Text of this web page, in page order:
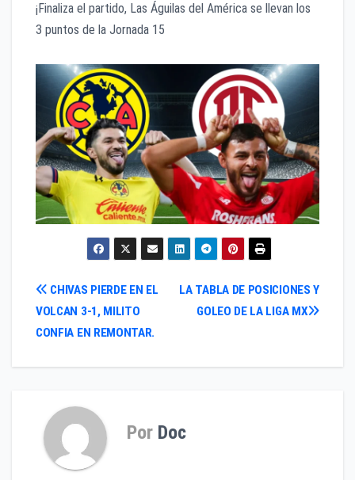
¡Finaliza el partido, Las Águilas del América se llevan los
3 puntos de la Jornada 15
Navegación
de
entradas
LA TABLA DE POSICIONES Y
GOLEO DE LA LIGA MX
CHIVAS PIERDE EN EL
VOLCAN 3-1, MILITO
CONFIA EN REMONTAR.
Por Doc